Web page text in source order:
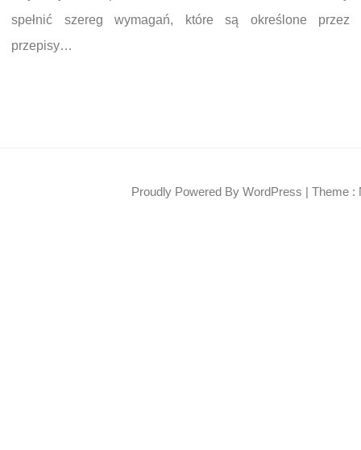
spełnić szereg wymagań, które są określone przez
przepisy…
Proudly Powered By WordPress | Theme :